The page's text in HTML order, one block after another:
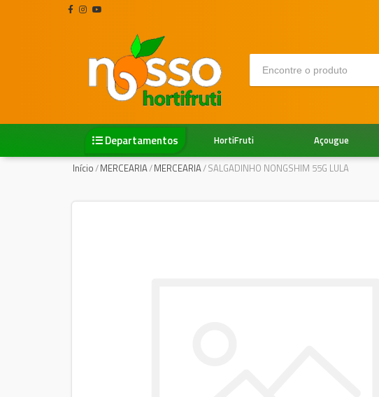
Departamentos Açougue
HortiFruti
Início/MERCEARIA/MERCEARIA/SALGADINHO NONGSHIM 55G LULA